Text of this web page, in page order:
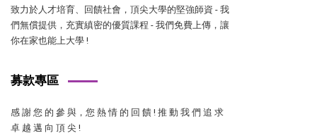
致力於人才培育、回饋社會，頂尖大學的堅強師資 - 我
們無償提供，充實縝密的優質課程 - 我們免費上傳，讓
你在家也能上大學 !
募款專區
感 謝 您 的 參 與，您 熱 情 的 回 饋 ! 推 動 我 們 追 求
卓 越 邁 向 頂 尖 !